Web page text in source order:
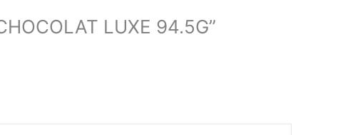
LUXE 94.5G”